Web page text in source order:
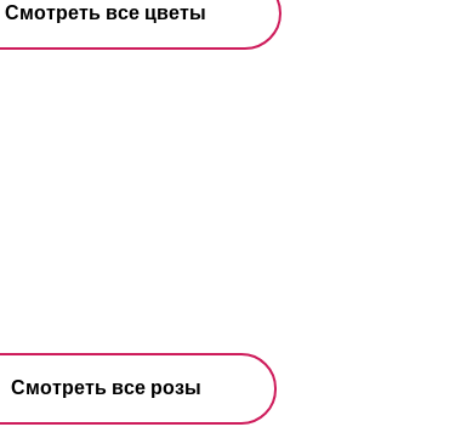
Смотреть все цветы
Смотреть все розы